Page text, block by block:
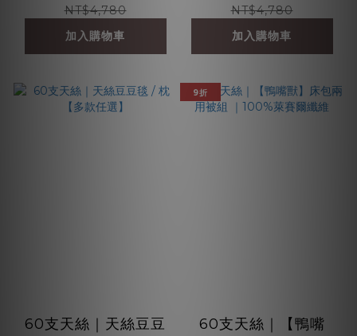
NT$4,780
加入購物車
NT$4,780
加入購物車
60支天絲｜天絲豆豆
9折
60支天絲｜【鴨嘴